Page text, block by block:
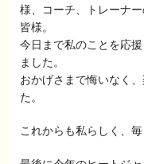
様、コーチ、トレーナ
皆様。
今日まで私のことを応
ました。
おかげさまで悔いなく
た。
これからも私らしく、